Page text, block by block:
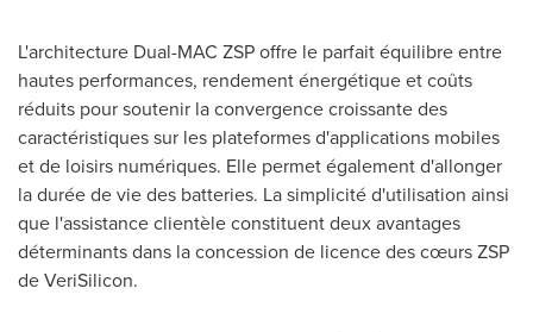
L'architecture Dual-MAC ZSP offre le parfait équilibre entre
hautes performances, rendement énergétique et coûts
réduits pour soutenir la convergence croissante des
caractéristiques sur les plateformes d'applications mobiles
et de loisirs numériques. Elle permet également d'allonger
la durée de vie des batteries. La simplicité d'utilisation ainsi
que l'assistance clientèle constituent deux avantages
déterminants dans la concession de licence des cœurs ZSP
de VeriSilicon.